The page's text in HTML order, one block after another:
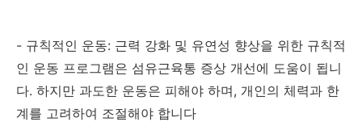
- 규칙적인 운동: 근력 강화 및 유연성 향상을 위한 규칙적
인 운동 프로그램은 섬유근육통 증상 개선에 도움이 됩니
다. 하지만 과도한 운동은 피해야 하며, 개인의 체력과 한
계를 고려하여 조절해야 합니다